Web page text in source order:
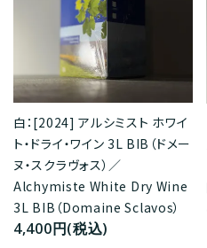
白：[2024] アルシミスト ホワイ
ト・ドライ・ワイン 3L BIB（ドメー
ヌ・スクラヴォス）／
Alchymiste White Dry Wine
3L BIB（Domaine Sclavos）
4,400円(税込)